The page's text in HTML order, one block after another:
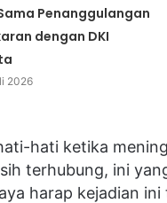
Penanggulangan
dengan DKI
2026
hati ketika
terhubung, ini
harap kejadian